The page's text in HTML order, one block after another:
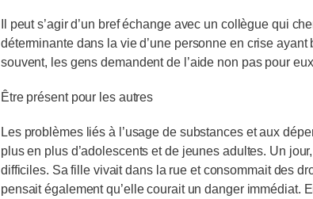
Il peut s’agir d’un bref échange avec un collègue qui
déterminante dans la vie d’une personne en crise
souvent, les gens demandent de l’aide non pas pour
Être présent pour les autres
Les problèmes liés à l’usage de substances et aux
plus en plus d’adolescents et de jeunes adultes. Un
difficiles. Sa fille vivait dans la rue et consommait des
pensait également qu’elle courait un danger immédiat.